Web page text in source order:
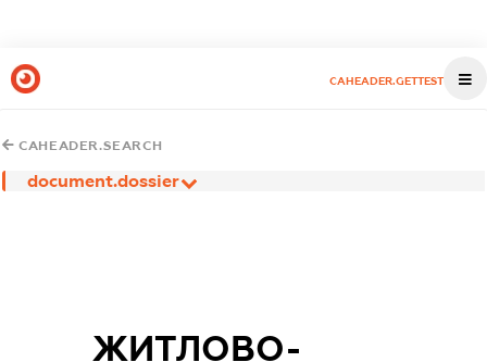
CAHEADER.GETTEST
CAHEADER.SEARCH
document.dossier
ЖИТЛОВО-